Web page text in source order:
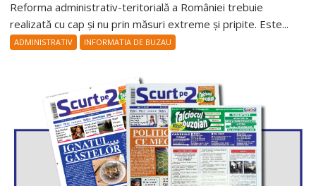
Reforma administrativ-teritorială a României trebuie
realizată cu cap și nu prin măsuri extreme și pripite. Este...
ADMINISTRATIV INFORMATIA DE BUZAU